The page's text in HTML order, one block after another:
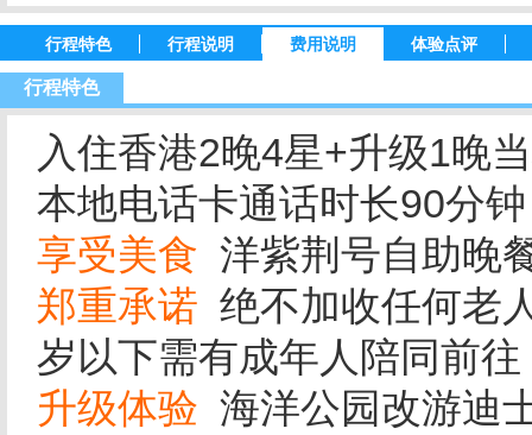
行程特色 行程说明 费用说明 体验点评
行程特色
入住香港2晚4星+升级1晚
本地电话卡通话时长90分
享受美食 洋紫荆号自助晚
郑重承诺 绝不加收任何老
岁以下需有成年人陪同前往
升级体验 海洋公园改游迪